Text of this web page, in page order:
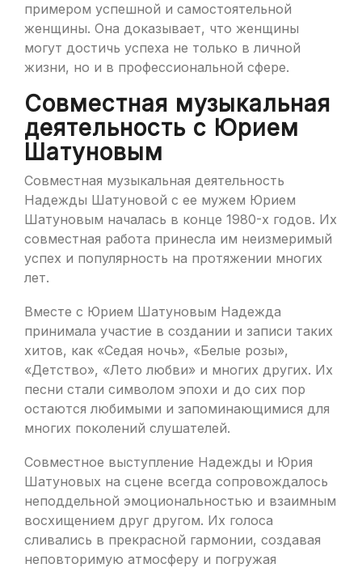
примером успешной и самостоятельной
женщины. Она доказывает, что женщины
могут достичь успеха не только в личной
жизни, но и в профессиональной сфере.
Совместная музыкальная
деятельность с Юрием
Шатуновым
Совместная музыкальная деятельность
Надежды Шатуновой с ее мужем Юрием
Шатуновым началась в конце 1980-х годов. Их
совместная работа принесла им неизмеримый
успех и популярность на протяжении многих
лет.
Вместе с Юрием Шатуновым Надежда
принимала участие в создании и записи таких
хитов, как «Седая ночь», «Белые розы»,
«Детство», «Лето любви» и многих других. Их
песни стали символом эпохи и до сих пор
остаются любимыми и запоминающимися для
многих поколений слушателей.
Совместное выступление Надежды и Юрия
Шатуновых на сцене всегда сопровождалось
неподдельной эмоциональностью и взаимным
восхищением друг другом. Их голоса
сливались в прекрасной гармонии, создавая
неповторимую атмосферу и погружая